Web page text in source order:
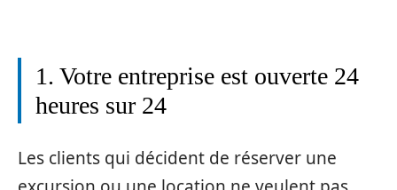
1. Votre entreprise est ouverte 24
heures sur 24
Les clients qui décident de réserver une